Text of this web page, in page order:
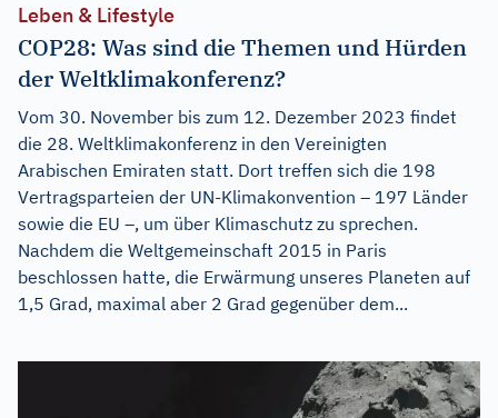
Leben & Lifestyle
COP28: Was sind die Themen und Hürden
der Weltklimakonferenz?
Vom 30. November bis zum 12. Dezember 2023 findet
die 28. Weltklimakonferenz in den Vereinigten
Arabischen Emiraten statt. Dort treffen sich die 198
Vertragsparteien der UN-Klimakonvention – 197 Länder
sowie die EU –, um über Klimaschutz zu sprechen.
Nachdem die Weltgemeinschaft 2015 in Paris
beschlossen hatte, die Erwärmung unseres Planeten auf
1,5 Grad, maximal aber 2 Grad gegenüber dem...